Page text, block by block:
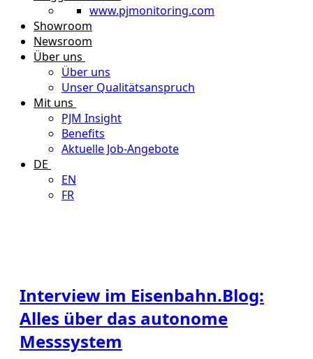
www.pjmonitoring.com
Showroom
Newsroom
Über uns
Über uns
Unser Qualitätsanspruch
Mit uns
PJM Insight
Benefits
Aktuelle Job-Angebote
DE
EN
FR
Interview im Eisenbahn.Blog:
Alles über das autonome
Messsystem